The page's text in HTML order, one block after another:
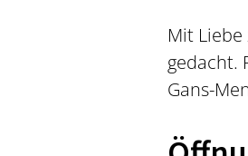
Mit
gedacht.
Gans-